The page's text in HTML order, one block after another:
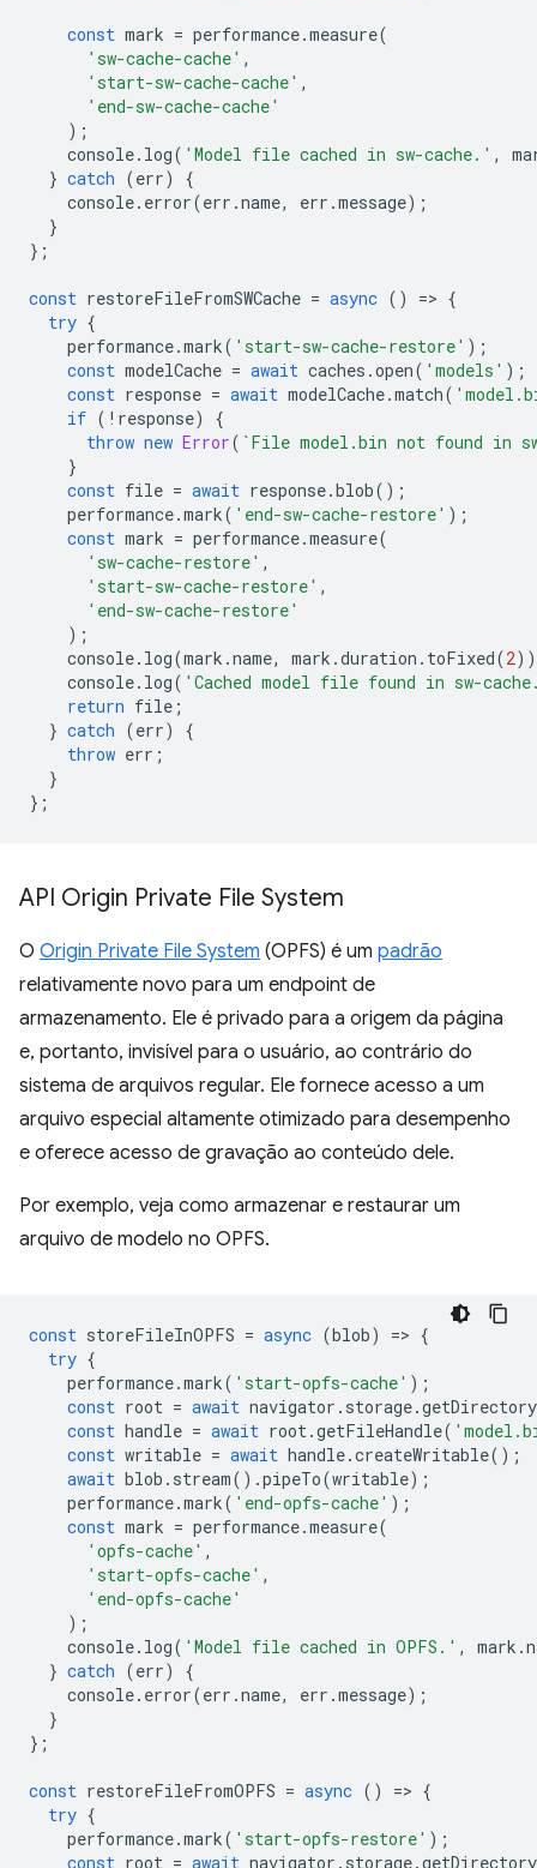
const mark = performance.measure(
'sw-cache-cache' ,
'start-sw-cache-cache' ,
'end-sw-cache-cache'
);
console. log( 'Model file cached in sw-cache.' ,
} catch (err)
{
console. error(err .name, err .message);
}
};
const restoreFileFromSWCache = async () => {
try {
performance.mark( 'start-sw-cache-restore' );
const modelCache = await caches .open( 'models' );
const response = await modelCache.match(
if ( ! response)
{
throw new Error( `File model.bin not found in
}
const file = await response.blob();
performance.mark( 'end-sw-cache-restore' );
const mark = performance.measure(
'sw-cache-restore' ,
'start-sw-cache-restore' ,
'end-sw-cache-restore'
);
console. log(mark .name, mark .duration . toFixed(2
console. log( 'Cached model file found in sw-
return file ;
} catch (err)
{
throw err ;
}
};
API Origin Private File System
O Origin Private File System (OPFS) é um padrão
relativamente novo para um endpoint de
armazenamento. Ele é privado para a origem da página
e, portanto, invisível para o usuário, ao contrário do
sistema de arquivos regular. Ele fornece acesso a um
arquivo especial altamente otimizado para desempenho
e oferece acesso de gravação ao conteúdo dele.
Por exemplo, veja como armazenar e restaurar um
arquivo de modelo no OPFS.
const storeFileInOPFS = async (blob) => {
try {
performance.mark( 'start-opfs-cache' );
const root = await navigator . storage.getDirectory
const handle = await root.getFileHandle(
const writable = await handle.createWritable();
await blob . stream().pipeTo(writable);
performance.mark( 'end-opfs-cache' );
const mark = performance.measure(
'opfs-cache' ,
'start-opfs-cache' ,
'end-opfs-cache'
);
console. log( 'Model file cached in OPFS.' , mark .
} catch (err)
{
console. error(err .name, err .message);
}
};
const restoreFileFromOPFS = async () => {
try {
performance.mark( 'start-opfs-restore' );
const root = await navigator . storage.getDirectory